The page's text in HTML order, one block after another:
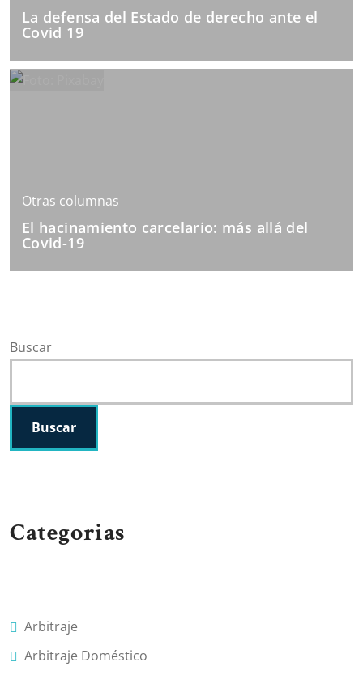
La defensa del Estado de derecho ante el
Covid 19
Otras columnas
El hacinamiento carcelario: más allá del
Covid-19
Buscar
Buscar
Categorias
Arbitraje
Arbitraje Doméstico